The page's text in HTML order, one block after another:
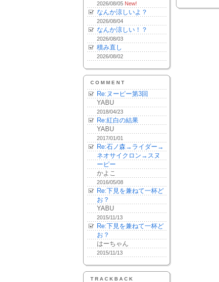
2026/08/05 New!
なんか涼しいよ？
2026/08/04
なんか涼しい！？
2026/08/03
積み直し
2026/08/02
COMMENT
Re:ヌーピー第3回
YABU
2018/04/23
Re:紅白の結果
YABU
2017/01/01
Re:石ノ森→ライダー→
ネオサイクロン→スヌ
ーピー
かよこ
2016/05/08
Re:下見を兼ねて一杯ど
お？
YABU
2015/11/13
Re:下見を兼ねて一杯ど
お？
はーちゃん
2015/11/13
TRACKBACK